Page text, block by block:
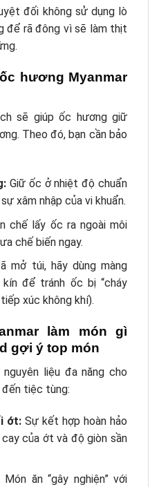
đối không sử dụng lò
để rã đông vì sẽ làm thịt
hương Myanmar
sẽ giúp ốc hương giữ
Theo đó, bạn cần bảo
Giữ ốc ở nhiệt độ chuẩn
xâm nhập của vi khuẩn.
chế lấy ốc ra ngoài môi
chế biến ngay.
mở túi, hãy dùng màng
để tránh ốc bị “cháy
xúc không khí).
làm món gì
gợi ý top món
nguyên liệu đa năng cho
đến tiệc tùng:
ớt:Sự kết hợp hoàn hảo
của ớt và độ giòn sần
Món ăn “gây nghiện” với